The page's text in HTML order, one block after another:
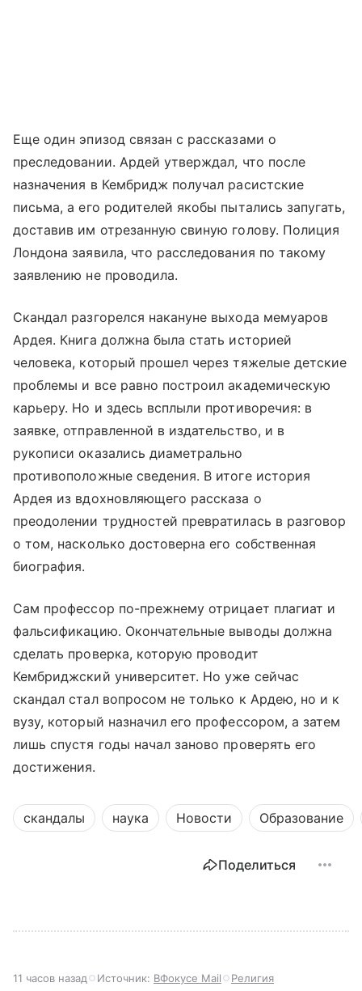
Еще один эпизод связан с рассказами о
преследовании. Ардей утверждал, что после
назначения в Кембридж получал расистские
письма, а его родителей якобы пытались запугать,
доставив им отрезанную свиную голову. Полиция
Лондона заявила, что расследования по такому
заявлению не проводила.
Скандал разгорелся накануне выхода мемуаров
Ардея. Книга должна была стать историей
человека, который прошел через тяжелые детские
проблемы и все равно построил академическую
карьеру. Но и здесь всплыли противоречия: в
заявке, отправленной в издательство, и в
рукописи оказались диаметрально
противоположные сведения. В итоге история
Ардея из вдохновляющего рассказа о
преодолении трудностей превратилась в разговор
о том, насколько достоверна его собственная
биография.
Сам профессор по-прежнему отрицает плагиат и
фальсификацию. Окончательные выводы должна
сделать проверка, которую проводит
Кембриджский университет. Но уже сейчас
скандал стал вопросом не только к Ардею, но и к
вузу, который назначил его профессором, а затем
лишь спустя годы начал заново проверять его
достижения.
скандалы наука Новости Образование
Поделиться
11 часов назад Источник: ВФокусе Mail Религия